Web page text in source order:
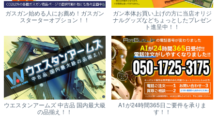
ガスガン始める人にお薦め！ガスガン
スターターオプション！！
ガン本体お買い上げの方に当店オリジ
ナルグッズなどちょっとしたプレゼン
ト進呈中！！
ウエスタンアームズ 中古品 国内最大級
の品揃え！！
A1が24時間365日ご要件を承りま
す！！